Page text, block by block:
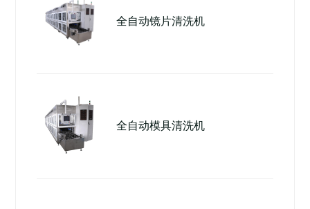
全自动镜片清洗机
全自动模具清洗机